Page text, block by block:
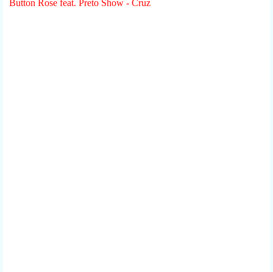
Button Rose feat. Preto Show - Cruz